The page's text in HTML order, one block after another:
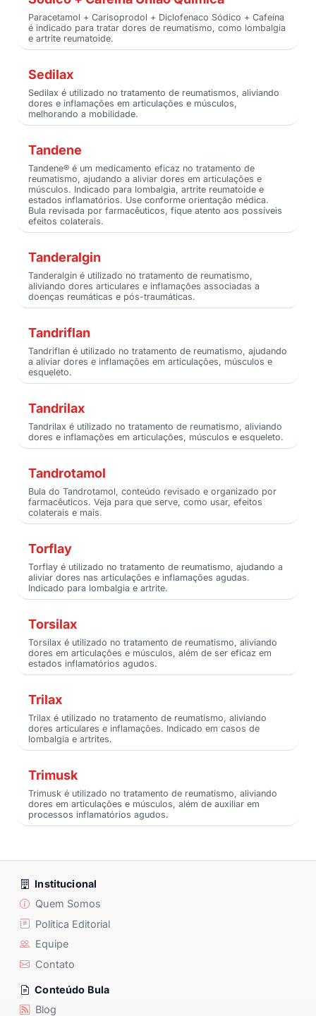
Paracetamol + Carisoprodol + Diclofenaco Sódico + Cafeína
é indicado para tratar dores de reumatismo, como lombalgia
e artrite reumatoide.
Sedilax
Sedilax é utilizado no tratamento de reumatismos, aliviando
dores e inflamações em articulações e músculos,
melhorando a mobilidade.
Tandene
Tandene® é um medicamento eficaz no tratamento de
reumatismo, ajudando a aliviar dores em articulações e
músculos. Indicado para lombalgia, artrite reumatoide e
estados inflamatórios. Use conforme orientação médica.
Bula revisada por farmacêuticos, fique atento aos possíveis
efeitos colaterais.
Tanderalgin
Tanderalgin é utilizado no tratamento de reumatismo,
aliviando dores articulares e inflamações associadas a
doenças reumáticas e pós-traumáticas.
Tandriflan
Tandriflan é utilizado no tratamento de reumatismo, ajudando
a aliviar dores e inflamações em articulações, músculos e
esqueleto.
Tandrilax
Tandrilax é utilizado no tratamento de reumatismo, aliviando
dores e inflamações em articulações, músculos e esqueleto.
Tandrotamol
Bula do Tandrotamol, conteúdo revisado e organizado por
farmacêuticos. Veja para que serve, como usar, efeitos
colaterais e mais.
Torflay
Torflay é utilizado no tratamento de reumatismo, ajudando a
aliviar dores nas articulações e inflamações agudas.
Indicado para lombalgia e artrite.
Torsilax
Torsilax é utilizado no tratamento de reumatismo, aliviando
dores em articulações e músculos, além de ser eficaz em
estados inflamatórios agudos.
Trilax
Trilax é utilizado no tratamento de reumatismo, aliviando
dores articulares e inflamações. Indicado em casos de
lombalgia e artrites.
Trimusk
Trimusk é utilizado no tratamento de reumatismo, aliviando
dores em articulações e músculos, além de auxiliar em
processos inflamatórios agudos.
Institucional
Quem Somos
Política Editorial
Equipe
Contato
Conteúdo Bula
Blog